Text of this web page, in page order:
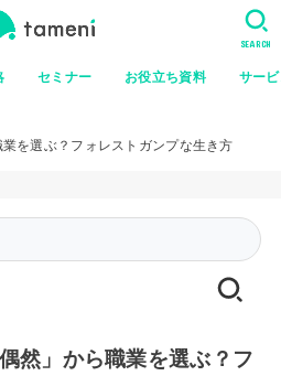
セミナー お役立ち資料 サー
SEARCH
を選ぶ？フォレストガンプな生き方
for:
然」から職業を選ぶ？フ